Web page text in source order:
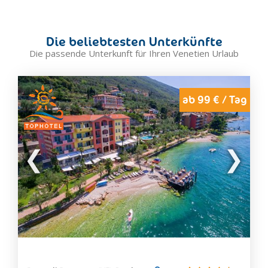
Chioggia
Cison di Valmarino
Cittadella
Colle Santa Lucia
Cortina d'Ampezzo
Dolo
Eraclea
Este
Falcade
Farra di Soligo
Feltre
Galzignano Terme
Die beliebtesten Unterkünfte
Die passende Unterkunft für Ihren Venetien Urlaub
ab 99 € / Tag